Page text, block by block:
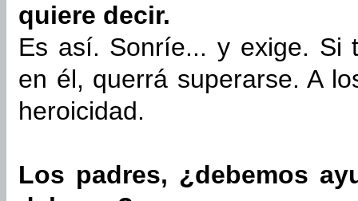
quiere decir.
Es así. Sonríe... y exige. Si
en él, querrá superarse. A
heroicidad.
Los padres, ¿debemos